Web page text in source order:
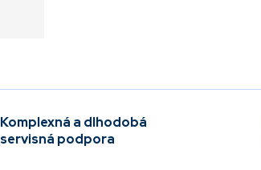
Komplexná a dlhodobá
servisná podpora